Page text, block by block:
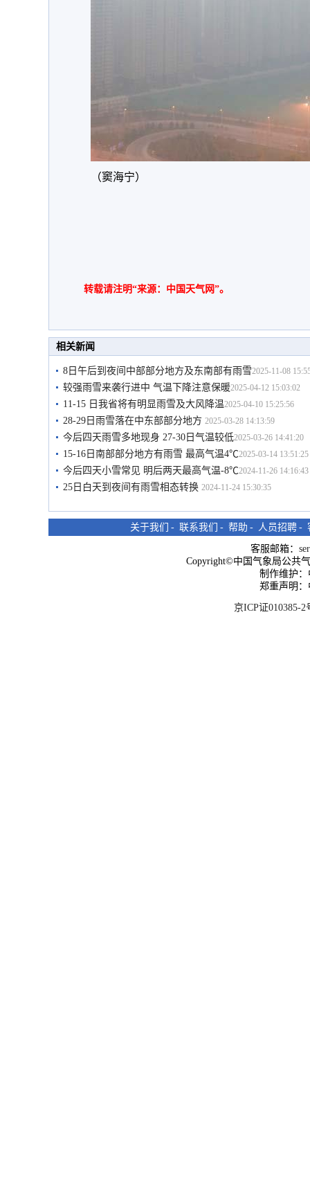
（窦海宁）
转载请注明“来源：中国天气网”。
相关新闻
8日午后到夜间中部部分地方及东南部有雨雪2025-11-08
较强雨雪来袭行进中 气温下降注意保暖2025-04-12 15:03:02
11-15 日我省将有明显雨雪及大风降温2025-04-10 15:25:56
28-29日雨雪落在中东部部分地方 2025-03-28 14:13:59
今后四天雨雪多地现身 27-30日气温较低2025-03-26 14:41:20
15-16日南部部分地方有雨雪 最高气温4℃2025-03-14 13:51:25
今后四天小雪常见 明后两天最高气温-8℃2024-11-26 14:16:43
25日白天到夜间有雨雪相态转换 2024-11-24 15:30:35
关于我们 - 联系我们 - 帮助 - 人员招聘 -
客服邮箱：
Copyright©中国气象局公共
制作维护
郑重声明
京ICP证010385-2